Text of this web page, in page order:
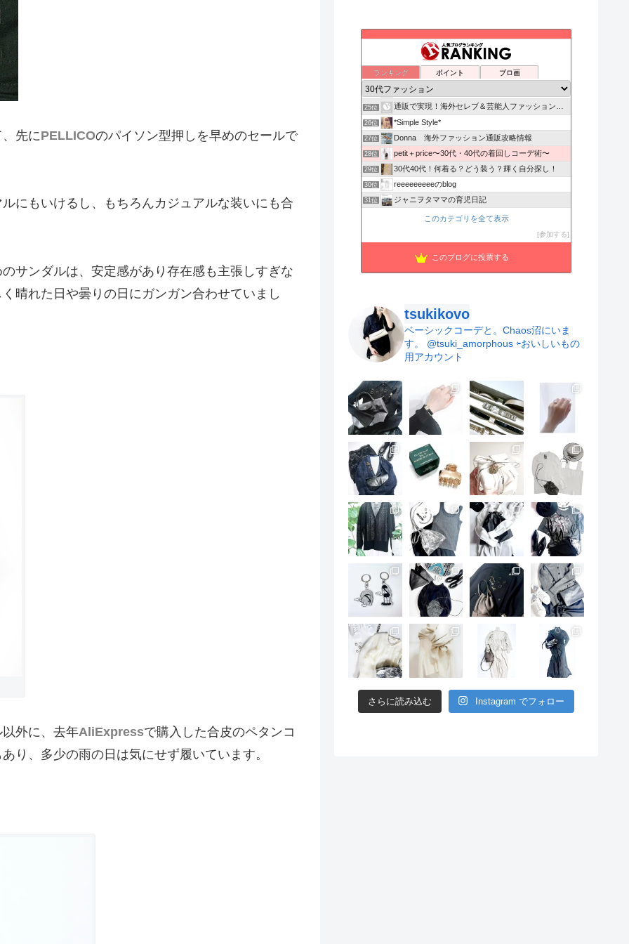
先にPELLICOのパイソン型押しを早めのセールで
にもいけるし、もちろんカジュアルな装いにも合
サンダルは、安定感があり存在感も主張しすぎな
晴れた日や曇りの日にガンガン合わせていまし
外に、去年AliExpressで購入した合皮のペタンコ
り、多少の雨の日は気にせず履いています。
ランキング ポイント ブロ画
もっともっとHappy Life を目指して！！
ぐうたらワーキングマザーの日記
23位 着回し上手になりたいママの今日の着こなしコーデ術！
24位 BIBIのおしゃママ&美容ライフ
25位 通販で実現！海外セレブ＆芸能人ファッションブログ
26位 *Simple Style*
27位 Donna 海外ファッション通販攻略情報
28位 petit＋price〜30代・40代の着回しコーデ術〜
29位 30代40代！何着る？どう装う？輝く自分探し！
30位 reeeeeeeeeのblog
31位 ジャニヲタママの育児日記
さふさふーりぶら。
mariaのランジェリーroom〜可愛くてお得な下着探し〜
このカテゴリを全て表示
参加する
このブログに投票する
tsukikovo
ベーシックコーデと。Chaos沼にいま
す。
@tsuki_amorphous ⇦おいしいもの
用アカウント
さらに読み込む Instagram でフォロー